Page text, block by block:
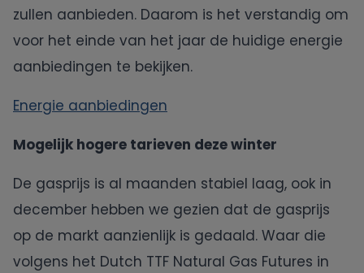
zullen aanbieden. Daarom is het verstandig om
voor het einde van het jaar de huidige energie
aanbiedingen te bekijken.
Energie aanbiedingen
Mogelijk hogere tarieven deze winter
De gasprijs is al maanden stabiel laag, ook in
december hebben we gezien dat de gasprijs
op de markt aanzienlijk is gedaald. Waar die
volgens het Dutch TTF Natural Gas Futures in